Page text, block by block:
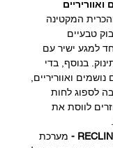
המקטינה
טבעיים
למגע ישיר עם
בנוסף, בדי
ואווריריים,
לספוג לחות
לווסת את
מערכת